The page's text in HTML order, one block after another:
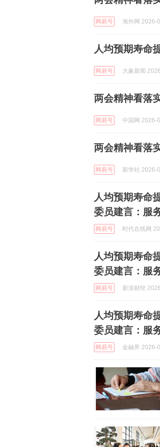
网易号 海外网 2026-
人均预期寿命
网易号 大象新闻
两会精神看落
网易号 中国网 2026-
两会精神看落
网易号 新华社 2026-
人均预期寿命
委员建言：服
网易号 时代在线网
人均预期寿命
委员建言：服
网易号 新浪财经
人均预期寿命
委员建言：服
网易号 金融界 2026-